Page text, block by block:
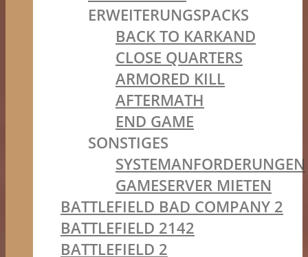
ERWEITERUNGSPACKS
BACK TO KARKAND
CLOSE QUARTERS
ARMORED KILL
AFTERMATH
END GAME
SONSTIGES
SYSTEMANFORDERUNGEN
GAMESERVER MIETEN
BATTLEFIELD BAD COMPANY 2
BATTLEFIELD 2142
BATTLEFIELD 2